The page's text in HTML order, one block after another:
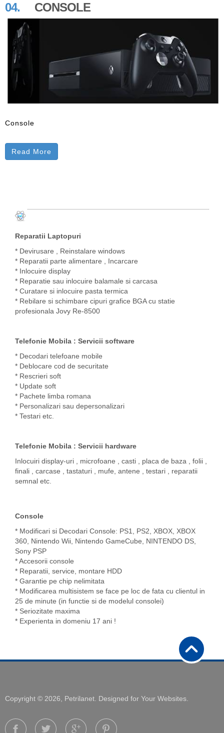
04. CONSOLE
Console
Read More
Reparatii Laptopuri
* Devirusare , Reinstalare windows
* Reparatii parte alimentare , Incarcare
* Inlocuire display
* Reparatie sau inlocuire balamale si carcasa
* Curatare si inlocuire pasta termica
* Rebilare si schimbare cipuri grafice BGA cu statie
profesionala Jovy Re-8500
Telefonie Mobila : Servicii software
* Decodari telefoane mobile
* Deblocare cod de securitate
* Rescrieri soft
* Update soft
* Pachete limba romana
* Personalizari sau depersonalizari
* Testari etc.
Telefonie Mobila : Servicii hardware
Inlocuiri display-uri , microfoane , casti , placa de baza , folii ,
finali , carcase , tastaturi , mufe, antene , testari , reparatii
semnal etc.
Console
* Modificari si Decodari Console: PS1, PS2, XBOX, XBOX
360, Nintendo Wii, Nintendo GameCube, NINTENDO DS,
Sony PSP
* Accesorii console
* Reparatii, service, montare HDD
* Garantie pe chip nelimitata
* Modificarea multisistem se face pe loc de fata cu clientul in
25 de minute (in functie si de modelul consolei)
* Seriozitate maxima
* Experienta in domeniu 17 ani !
Copyright © 2026, Petrilanet. Designed for Your Websites.